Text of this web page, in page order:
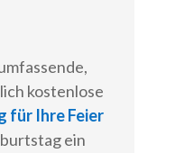
kostenlose
für Ihre Feier
ein